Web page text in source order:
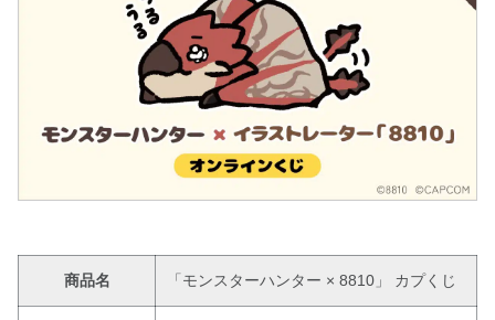
商品名 「モンスターハンター × 8810」 カプくじ